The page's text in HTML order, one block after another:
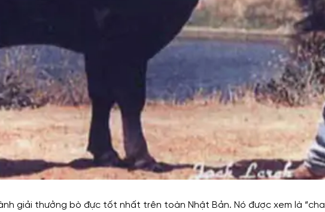
giải thưởng bò đực tốt nhất trên toàn Nhật Bản. Nó được xem là “cha